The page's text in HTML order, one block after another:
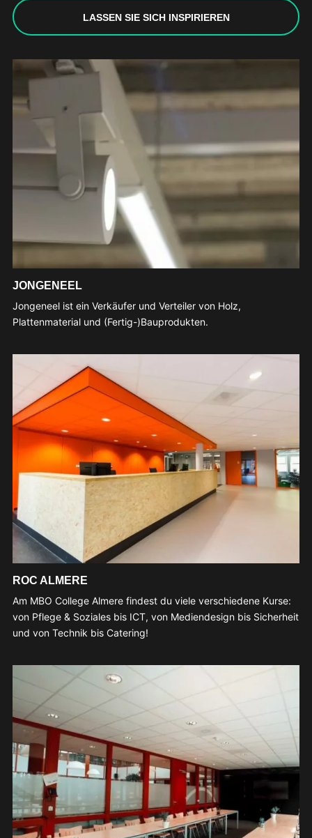
LASSEN SIE SICH INSPIRIEREN
JONGENEEL
Jongeneel ist ein Verkäufer und Verteiler von Holz,
Plattenmaterial und (Fertig-)Bauprodukten.
ROC ALMERE
Am MBO College Almere findest du viele verschiedene Kurse:
von Pflege & Soziales bis ICT, von Mediendesign bis Sicherheit
und von Technik bis Catering!